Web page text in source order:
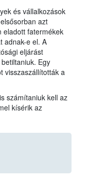
és vállalkozások
azt
eladott fatermékek
adnak-e el. A
eljárást
Egy
visszaszállították a
számítaniuk kell az
kísérik az